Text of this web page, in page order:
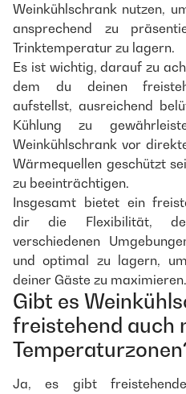
Weinkühlschrank nutzen,
ansprechend zu
Trinktemperatur zu lagern.
Es ist wichtig, darauf zu
dem du deinen
aufstellst, ausreichend
Kühlung zu
Weinkühlschrank vor
Wärmequellen geschützt
zu beeinträchtigen.
Insgesamt bietet ein
dir die Flexibilität,
verschiedenen
und optimal zu lagern,
deiner Gäste zu maximieren.
Gibt es
freistehend auch
Ja, es gibt